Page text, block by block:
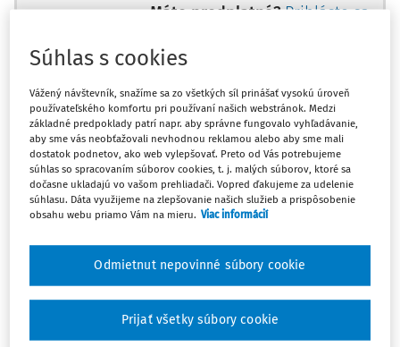
Máte predplatné? Prihláste sa
Tento dokument je len pre
predplatiteľov VIP.
Odomknite si prístup zakúpením
predplatného.
Vďaka tomu získate aj:
Kompletný odborný obsah portálu
Všetky praktické nástroje: vzory, smart
Súhlas s cookies
Vážený návštevník, snažíme sa zo všetkých síl prinášať vysokú úroveň
používateľského komfortu pri používaní našich webstránok. Medzi
základné predpoklady patrí napr. aby správne fungovalo vyhľadávanie,
aby sme vás neobťažovali nevhodnou reklamou alebo aby sme mali
dostatok podnetov, ako web vylepšovať. Preto od Vás potrebujeme
súhlas so spracovaním súborov cookies, t. j. malých súborov, ktoré sa
dočasne ukladajú vo vašom prehliadači. Vopred ďakujeme za udelenie
súhlasu. Dáta využijeme na zlepšovanie našich služieb a prispôsobenie
obsahu webu priamo Vám na mieru. Viac informácií
Odmietnut nepovinné súbory cookie
Prijať všetky súbory cookie